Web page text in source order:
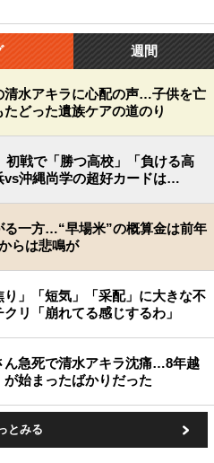
週間
清水アキラに心配の声…子供を亡
たどった遺族ケアの道のり
初戦で「勝つ高校」「負ける高
vs沖縄尚学の超好カードは…
る一方…“早場米”の概算金は前年
らは悲鳴が
り」「短気」「采配」に大きな不
リ「崩れてる感じするわ」
ん急死で清水アキラ沈痛…8年越
が始まったばかりだった
とみる